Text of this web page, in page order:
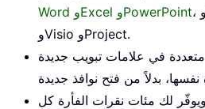
Word وExcel وPowerPoint، وPublisher وAccess
وVisio وProject.
في علامات تبويب جديدة
بنسبة 50% ويوفّر لك مئات نقرات الفأرة كل